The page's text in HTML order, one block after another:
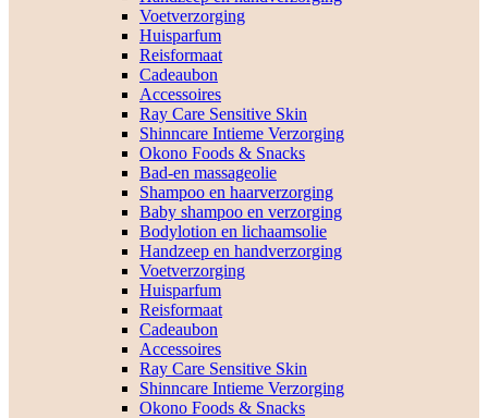
Voetverzorging
Huisparfum
Reisformaat
Cadeaubon
Accessoires
Ray Care Sensitive Skin
Shinncare Intieme Verzorging
Okono Foods & Snacks
Bad-en massageolie
Shampoo en haarverzorging
Baby shampoo en verzorging
Bodylotion en lichaamsolie
Handzeep en handverzorging
Voetverzorging
Huisparfum
Reisformaat
Cadeaubon
Accessoires
Ray Care Sensitive Skin
Shinncare Intieme Verzorging
Okono Foods & Snacks